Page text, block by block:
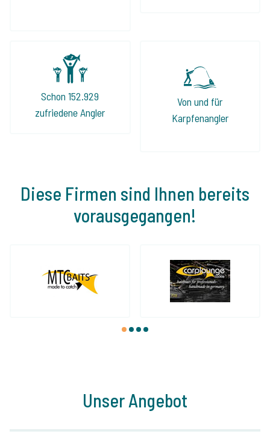
Schon 152.929
zufriedene Angler
Von und für
Karpfenangler
Diese Firmen sind Ihnen bereits
vorausgegangen!
1 2 3 4
Unser Angebot